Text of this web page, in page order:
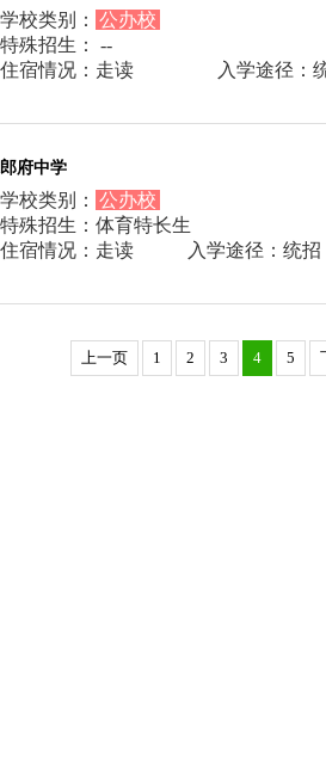
学校类别： 公办校
特殊招生： --
住宿情况：走读
入学途径：
郎府中学
学校类别： 公办校
特殊招生：体育特长生
住宿情况：走读
入学途径：统招
上一页 1 2 3 4 5